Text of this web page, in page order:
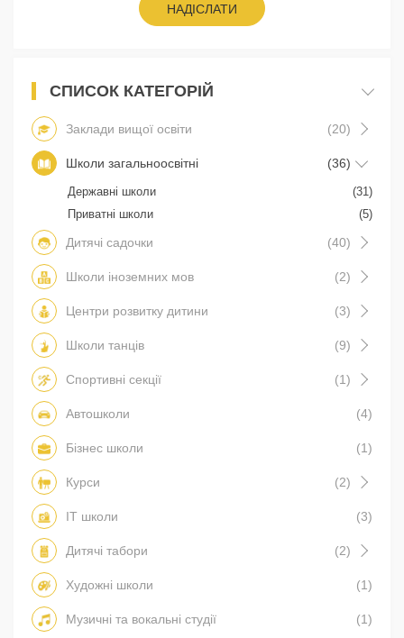
НАДІСЛАТИ
СПИСОК КАТЕГОРІЙ
Заклади вищої освіти (20)
Школи загальноосвітні (36)
Державні школи
(31)
Приватні школи
(5)
Дитячі садочки (40)
Школи іноземних мов (2)
Центри розвитку дитини (3)
Школи танців (9)
Спортивні секції (1)
Автошколи (4)
Бізнес школи (1)
Курси (2)
IT школи (3)
Дитячі табори (2)
Художні школи (1)
Музичні та вокальні студії (1)